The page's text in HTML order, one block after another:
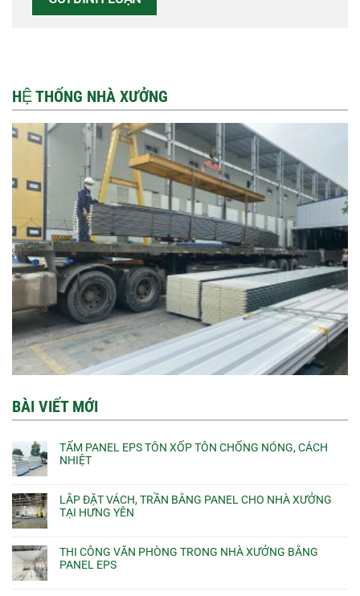
HỆ THỐNG NHÀ XƯỞNG
BÀI VIẾT MỚI
TẤM PANEL EPS TÔN XỐP TÔN CHỐNG NÓNG, CÁCH
NHIỆT
LẮP ĐẶT VÁCH, TRẦN BẰNG PANEL CHO NHÀ XƯỞNG
TẠI HƯNG YÊN
THI CÔNG VĂN PHÒNG TRONG NHÀ XƯỞNG BẰNG
PANEL EPS